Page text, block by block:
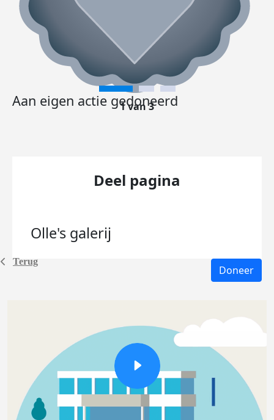
Terug
Aan eigen actie gedoneerd
1 van 3
Deel pagina
Olle's galerij
Doneer